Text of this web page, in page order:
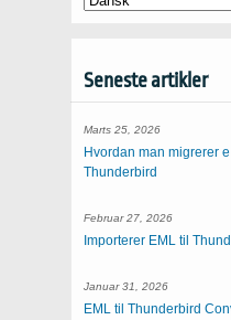
Seneste artikler
Marts 25, 2026
Hvordan man migrerer
Thunderbird
Februar 27, 2026
Importerer EML til
Januar 31, 2026
EML til Thunderbird